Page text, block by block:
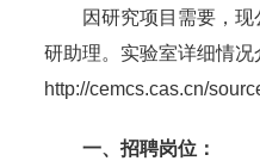
因研究项目需要，现
研助理。实验室详细情况
http://cemcs.cas.cn/
一、招聘岗位：